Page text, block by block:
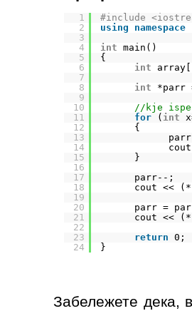
1
2
3
4
5
6
7
8
9
10
11
12
13
14
15
16
17
18
19
20
21
22
23
24
#include
using
namespace
int main()
{
int
int
*parr
//kje
for
( int
{
}
cout
parr =
cout
return 0;
}
Забележете дека,